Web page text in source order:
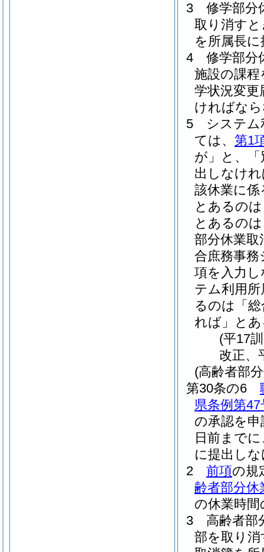
3
修学部分
取り消す
を所属長
4
修学部分
施設の課
学状況変
ければな
5
システム
ては、 第1
が」と、
出しなけ
該休業に
とあるの
とあるの
部分休業
合庶務事
項を入力
テム利用
るのは「
れば」と
(平17
改正、
(高齢者部
第30条の6
県条例第47
の承認を
日前まで
に提出し
2
前項の規
齢者部分休
の休業時
3
高齢者部
部を取り